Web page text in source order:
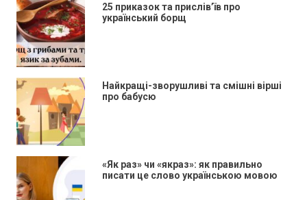
25 приказок та прислів’їв про
український борщ
Найкращі-зворушливі та смішні вірші
про бабусю
«Як раз» чи «якраз»: як правильно
писати це слово українською мовою